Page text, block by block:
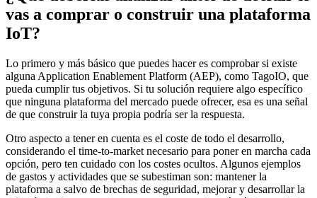
vas a comprar o construir una plataforma
IoT?
Lo primero y más básico que puedes hacer es comprobar si existe
alguna Application Enablement Platform (AEP), como TagoIO, que
pueda cumplir tus objetivos. Si tu solución requiere algo específico
que ninguna plataforma del mercado puede ofrecer, esa es una señal
de que construir la tuya propia podría ser la respuesta.
Otro aspecto a tener en cuenta es el coste de todo el desarrollo,
considerando el time-to-market necesario para poner en marcha cada
opción, pero ten cuidado con los costes ocultos. Algunos ejemplos
de gastos y actividades que se subestiman son: mantener la
plataforma a salvo de brechas de seguridad, mejorar y desarrollar la